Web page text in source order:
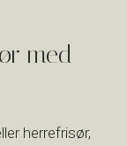
med
herrefrisør,